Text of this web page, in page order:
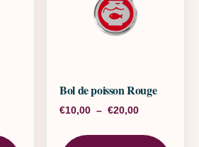
de prix : €10,00 à €20,00
Ce produit a plusieurs variations.
Bol de poisson Rouge
€10,00 – €20,00Plage de